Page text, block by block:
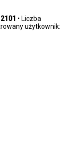
2101 • Liczba
użytkownik: